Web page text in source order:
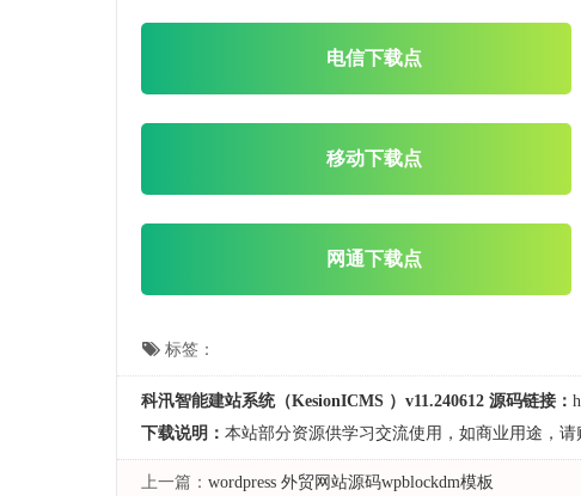
电信下载点
移动下载点
网通下载点
标签：
科汛智能建站系统（KesionICMS ）v11.240612 源码链接：
下载说明： 本站部分资源供学习交流使用，如商业用途，请
上一篇： wordpress 外贸网站源码wpblockdm模板